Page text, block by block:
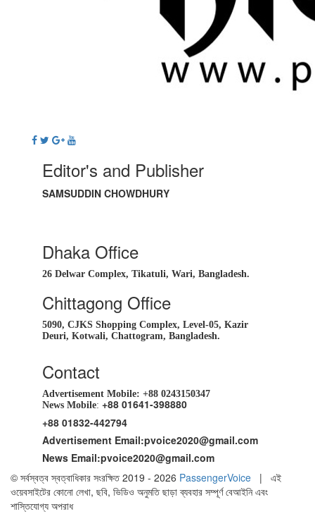
Editor's and Publisher
SAMSUDDIN CHOWDHURY
Dhaka Office
26 Delwar Complex, Tikatuli, Wari, Bangladesh.
Chittagong Office
5090, CJKS Shopping Complex, Level-05, Kazir
Deuri, Kotwali, Chattogram, Bangladesh.
Contact
Advertisement Mobile: +88 0243150347
News Mobile: +88 01641-398880
+88 01832-442794
Advertisement Email:pvoice2020@gmail.com
News Email:pvoice2020@gmail.com
© সর্বস্বত্ব স্বত্বাধিকার সংরক্ষিত 2019 - 2026 PassengerVoice | এই
ওয়েবসাইটের কোনো লেখা, ছবি, ভিডিও অনুমতি ছাড়া ব্যবহার সম্পূর্ণ বেআইনি এবং
শাস্তিযোগ্য অপরাধ